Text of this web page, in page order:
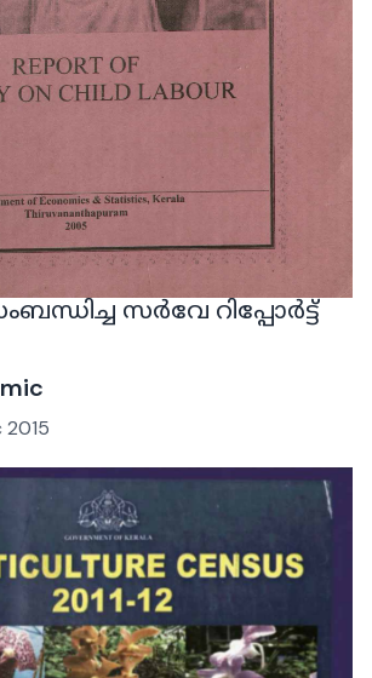
സർവേ റിപ്പോർട്ട്
2015